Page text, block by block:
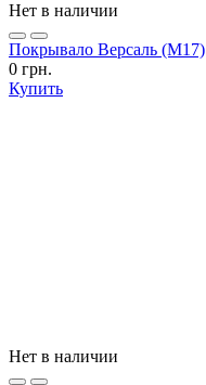
Нет в наличии
Покрывало Версаль (М17)
0 грн.
Купить
Нет в наличии